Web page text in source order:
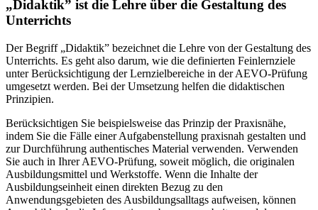
„Didaktik” ist die Lehre über die Gestaltung des
Unterrichts
Der Begriff „Didaktik” bezeichnet die Lehre von der Gestaltung des
Unterrichts. Es geht also darum, wie die definierten Feinlernziele
unter Berücksichtigung der Lernzielbereiche in der AEVO-Prüfung
umgesetzt werden. Bei der Umsetzung helfen die didaktischen
Prinzipien.
Berücksichtigen Sie beispielsweise das Prinzip der Praxisnähe,
indem Sie die Fälle einer Aufgabenstellung praxisnah gestalten und
zur Durchführung authentisches Material verwenden. Verwenden
Sie auch in Ihrer AEVO-Prüfung, soweit möglich, die originalen
Ausbildungsmittel und Werkstoffe. Wenn die Inhalte der
Ausbildungseinheit einen direkten Bezug zu den
Anwendungsgebieten des Ausbildungsalltags aufweisen, können